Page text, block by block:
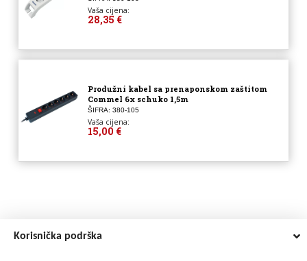
Vaša cijena:
28,35 €
Produžni kabel sa prenaponskom zaštitom
Commel 6x schuko 1,5m
ŠIFRA: 380-105
Vaša cijena:
15,00 €
Korisnička podrška